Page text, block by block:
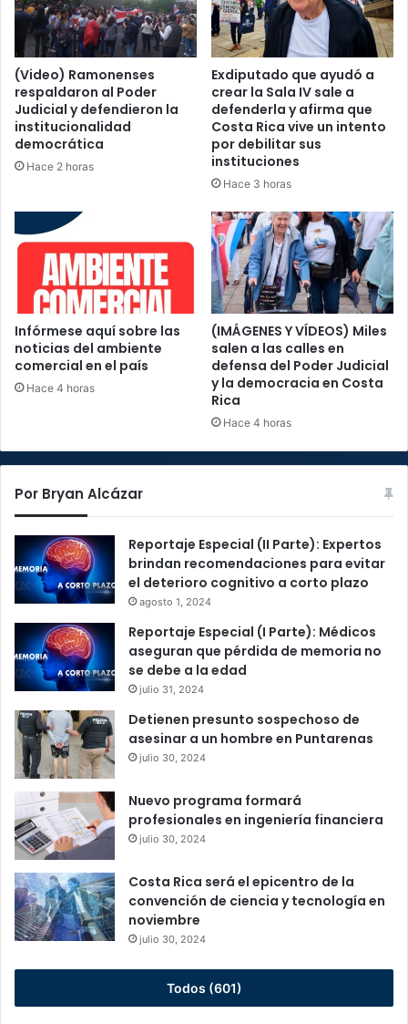
(Video) Ramonenses
respaldaron al Poder
Judicial y defendieron la
institucionalidad
democrática
Hace 2 horas
Exdiputado que ayudó a
crear la Sala IV sale a
defenderla y afirma que
Costa Rica vive un intento
por debilitar sus
instituciones
Hace 3 horas
Infórmese aquí sobre las
noticias del ambiente
comercial en el país
Hace 4 horas
(IMÁGENES Y VÍDEOS) Miles
salen a las calles en
defensa del Poder Judicial
y la democracia en Costa
Rica
Hace 4 horas
Por Bryan Alcázar
Reportaje Especial (II Parte): Expertos
brindan recomendaciones para evitar
el deterioro cognitivo a corto plazo
agosto 1, 2024
Reportaje Especial (I Parte): Médicos
aseguran que pérdida de memoria no
se debe a la edad
julio 31, 2024
Detienen presunto sospechoso de
asesinar a un hombre en Puntarenas
julio 30, 2024
Nuevo programa formará
profesionales en ingeniería financiera
julio 30, 2024
Costa Rica será el epicentro de la
convención de ciencia y tecnología en
noviembre
julio 30, 2024
Todos (601)